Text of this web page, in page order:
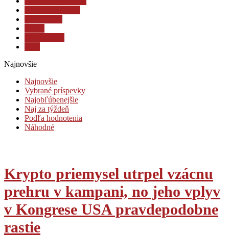
Najnovšie
Najnovšie
Vybrané príspevky
Najobľúbenejšie
Naj za týždeň
Podľa hodnotenia
Náhodné
Krypto priemysel utrpel vzácnu
prehru v kampani, no jeho vplyv
v Kongrese USA pravdepodobne
rastie